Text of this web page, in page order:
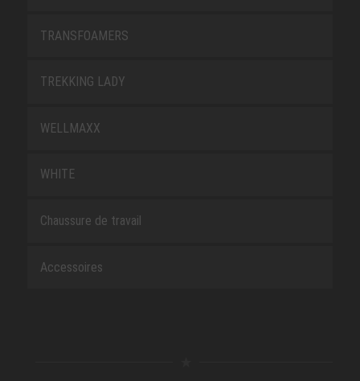
TRANSFOAMERS
TREKKING LADY
WELLMAXX
WHITE
Chaussure de travail
Accessoires